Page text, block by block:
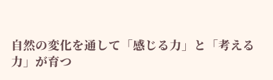
自然の変化を通して「感じる力」と「考える
力」が育つ